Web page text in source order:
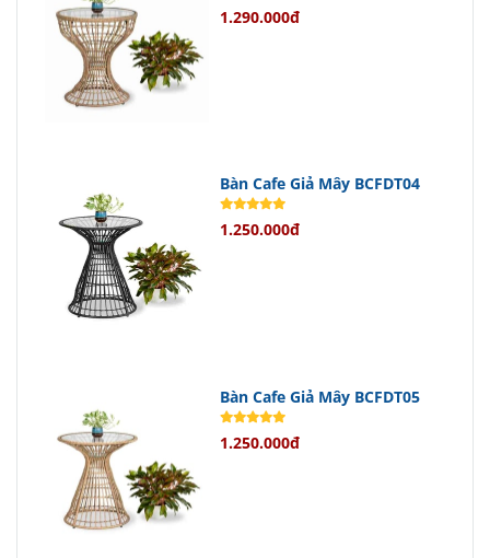
phẩm vẫn giữ được độ ổn định cần
thiết để hỗ trợ các mặt bàn lớn.
Thêm vào đó, việc lắp ráp và di
Ưu Điểm Nổi Bật
Phong cách thiết kế hiện đại của
chân bàn cafe sắt BCFDT16
Không chỉ vậy, giá cả cạnh tranh so
với chất lượng vượt trội mà sản
phẩm mang lại cũng là điểm cộng lớn
khiến khách hàng khó lòng bỏ qua.
1.290.000đ
Bàn Cafe Giả Mây BCFDT04
1.250.000đ
Bàn Cafe Giả Mây BCFDT05
1.250.000đ